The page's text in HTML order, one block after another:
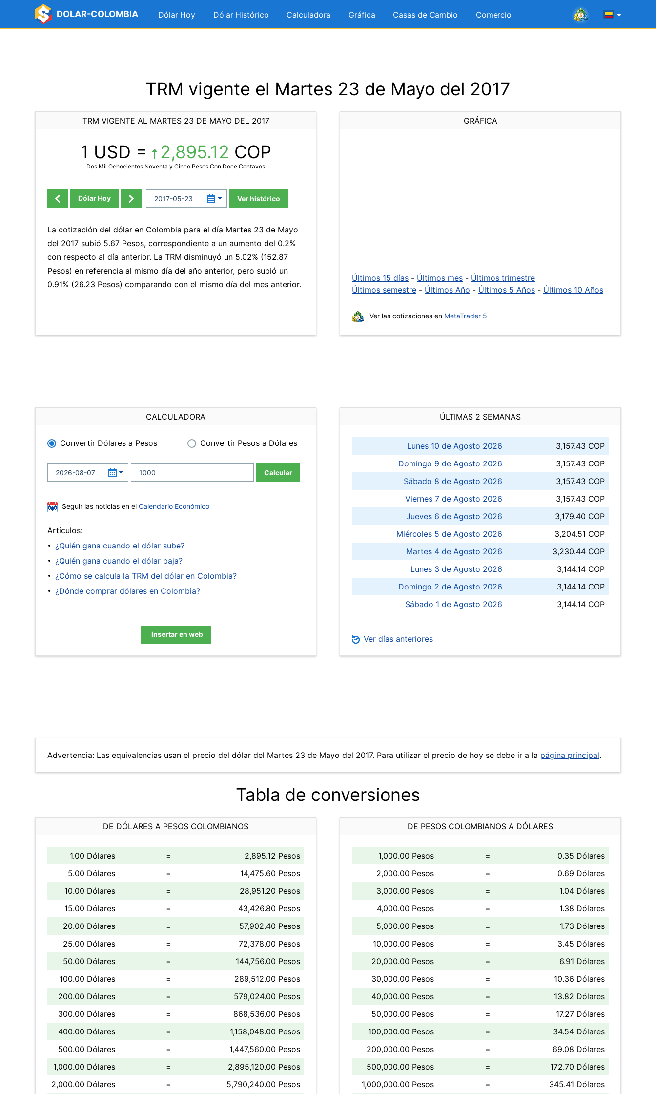
DOLAR-COLOMBIA Dólar Hoy Dólar Histórico Calculadora Gráfica Casas de Cambio Comercio
TRM vigente el Martes 23 de Mayo del 2017
TRM VIGENTE AL MARTES 23 DE MAYO DEL 2017
1 USD = 2,895.12 COP
Dos Mil Ochocientos Noventa y Cinco Pesos Con Doce Centavos
Dólar Hoy Ver histórico
La cotización del dólar en Colombia para el día Martes 23 de Mayo
del 2017 subió 5.67 Pesos, correspondiente a un aumento del 0.2%
con respecto al día anterior. La TRM disminuyó un 5.02% (152.87
Pesos) en referencia al mismo día del año anterior, pero subió un
0.91% (26.23 Pesos) comparando con el mismo día del mes anterior.
GRÁFICA
Últimos 15 días - Últimos mes - Últimos trimestre
Últimos semestre - Últimos Año - Últimos 5 Años - Últimos 10 Años
Ver las cotizaciones en MetaTrader 5
CALCULADORA
Convertir Dólares a Pesos Convertir Pesos a Dólares
Calcular
Seguir las noticias en el Calendario Económico
Artículos:
¿Quién gana cuando el dólar sube?
¿Quién gana cuando el dólar baja?
¿Cómo se calcula la TRM del dólar en Colombia?
¿Dónde comprar dólares en Colombia?
Insertar en web
ÚLTIMAS 2 SEMANAS
Lunes 10 de Agosto 2026
3,157.43 COP
Domingo 9 de Agosto 2026
3,157.43 COP
Sábado 8 de Agosto 2026
3,157.43 COP
Viernes 7 de Agosto 2026
3,157.43 COP
Jueves 6 de Agosto 2026
3,179.40 COP
Miércoles 5 de Agosto 2026
3,204.51 COP
Martes 4 de Agosto 2026
3,230.44 COP
Lunes 3 de Agosto 2026
3,144.14 COP
Domingo 2 de Agosto 2026
3,144.14 COP
Sábado 1 de Agosto 2026
3,144.14 COP
Ver días anteriores
Advertencia: Las equivalencias usan el precio del dólar del Martes 23 de Mayo del 2017. Para utilizar el precio de hoy se debe ir a la página principal.
Tabla de conversiones
DE DÓLARES A PESOS COLOMBIANOS
1.00 Dólares =
2,895.12 Pesos
5.00 Dólares
=
14,475.60 Pesos
10.00 Dólares
=
28,951.20 Pesos
15.00 Dólares
=
43,426.80 Pesos
20.00 Dólares
=
57,902.40 Pesos
25.00 Dólares
=
72,378.00 Pesos
50.00 Dólares
=
144,756.00 Pesos
100.00 Dólares
=
289,512.00 Pesos
200.00 Dólares
=
579,024.00 Pesos
300.00 Dólares
=
868,536.00 Pesos
400.00 Dólares
=
1,158,048.00 Pesos
500.00 Dólares
=
1,447,560.00 Pesos
1,000.00 Dólares
=
2,895,120.00 Pesos
2,000.00 Dólares
= 5,790,240.00 Pesos
DE PESOS COLOMBIANOS A DÓLARES
1,000.00 Pesos =
0.35 Dólares
2,000.00 Pesos
=
0.69 Dólares
3,000.00 Pesos
=
1.04 Dólares
4,000.00 Pesos
=
1.38 Dólares
5,000.00 Pesos
=
1.73 Dólares
10,000.00 Pesos
=
3.45 Dólares
20,000.00 Pesos
=
6.91 Dólares
30,000.00 Pesos
=
10.36 Dólares
40,000.00 Pesos
=
13.82 Dólares
50,000.00 Pesos
=
17.27 Dólares
100,000.00 Pesos
=
34.54 Dólares
200,000.00 Pesos
=
69.08 Dólares
500,000.00 Pesos
=
172.70 Dólares
1,000,000.00 Pesos
= 345.41 Dólares